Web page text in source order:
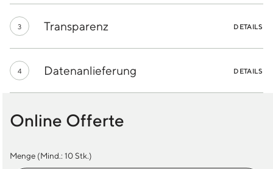
3 Transparenz DETAILS
4 Datenanlieferung DETAILS
Online Offerte
Menge (Mind.: 10Stk.)